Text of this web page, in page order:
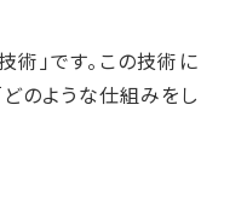
」です。この技術に
のような仕組みをし